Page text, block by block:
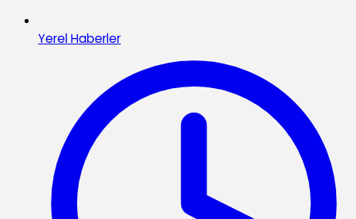
Yerel Haberler